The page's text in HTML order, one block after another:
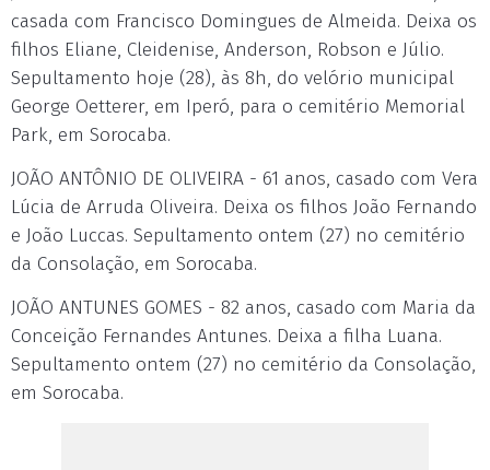
casada com Francisco Domingues de Almeida. Deixa os
filhos Eliane, Cleidenise, Anderson, Robson e Júlio.
Sepultamento hoje (28), às 8h, do velório municipal
George Oetterer, em Iperó, para o cemitério Memorial
Park, em Sorocaba.
JOÃO ANTÔNIO DE OLIVEIRA - 61 anos, casado com Vera
Lúcia de Arruda Oliveira. Deixa os filhos João Fernando
e João Luccas. Sepultamento ontem (27) no cemitério
da Consolação, em Sorocaba.
JOÃO ANTUNES GOMES - 82 anos, casado com Maria da
Conceição Fernandes Antunes. Deixa a filha Luana.
Sepultamento ontem (27) no cemitério da Consolação,
em Sorocaba.